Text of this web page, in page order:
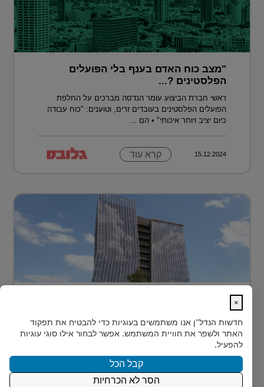
"מצב כוח האדם בענף בלי הפועלים
הפלסטינים ?...
ראשי חברת הביצוע עומר הנדסה מברכים על החלפת
הפועלים הפלסטינים בעובדים זרים, וטוענים: "כוח עבודה
כיום יציב ויותר איכותי" • הם ...
15.12.2024 קרא עוד
MEDIPORT תל השומר - נבנה לפרוץ דרך אל המחר
בעולם הרפואה של המאה ה-21, קצב החדשנות אינו
מאפשר מנ...
×
חדשות הנדל"ן אנו משתמשים בעוגיות כדי להבטיח את תפקוד
האתר ולשפר את חוויית המשתמש. אפשר לבחור אילו סוגי עוגיות
להפעיל.
קבל הכל
הסר לא הכרחיות